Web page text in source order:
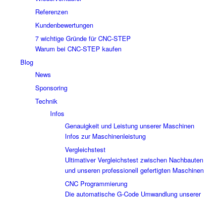
Referenzen
Kundenbewertungen
7 wichtige Gründe für CNC-STEP
Warum bei CNC-STEP kaufen
Blog
News
Sponsoring
Technik
Infos
Genauigkeit und Leistung unserer Maschinen
Infos zur Maschinenleistung
Vergleichstest
Ultimativer Vergleichstest zwischen Nachbauten
und unseren professionell gefertigten Maschinen
CNC Programmierung
Die automatische G-Code Umwandlung unserer